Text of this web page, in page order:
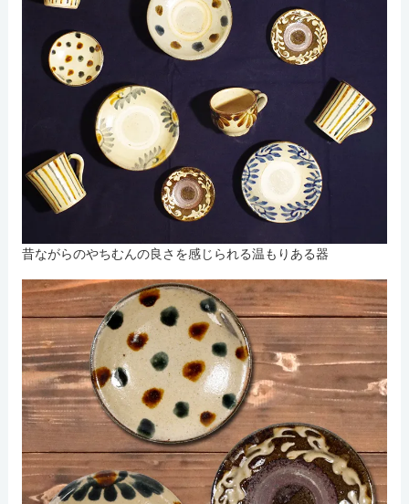
昔ながらのやちむんの良さを感じられる温もりある器